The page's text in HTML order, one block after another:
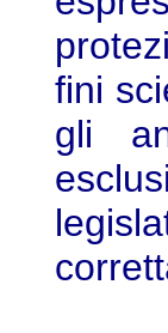
fini
gli